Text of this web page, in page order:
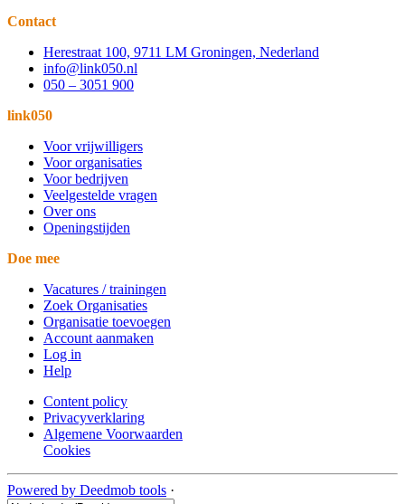
Contact
Herestraat 100, 9711 LM Groningen, Nederland
info@link050.nl
050 – 3051 900
link050
Voor vrijwilligers
Voor organisaties
Voor bedrijven
Veelgestelde vragen
Over ons
Openingstijden
Doe mee
Vacatures / trainingen
Zoek Organisaties
Organisatie toevoegen
Account aanmaken
Log in
Help
Content policy
Privacyverklaring
Algemene Voorwaarden
Cookies
Powered by Deedmob tools ·